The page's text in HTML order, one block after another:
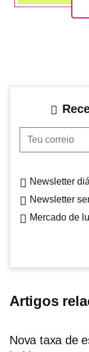
Teu correio
Newsletter
Newsletter
Mercado de
Artigos
Nova taxa de